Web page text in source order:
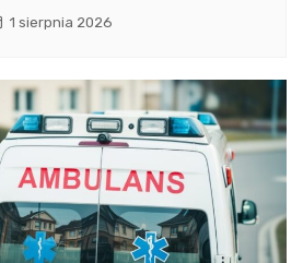
1 sierpnia 2026